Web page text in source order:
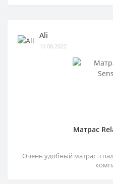
Ali
10.08.2022
Матрас
Очень удобный матрас.